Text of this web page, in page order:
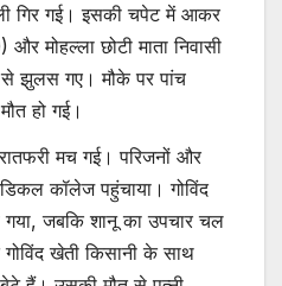
गिर गई। इसकी चपेट में आकर
मोहल्ला छोटी माता निवासी
से झुलस गए। मौके पर पांच
हो गई।
मच गई। परिजनों और
कॉलेज पहुंचाया। गोविंद
गया, जबकि शानू का उपचार चल
गोविंद खेती किसानी के साथ